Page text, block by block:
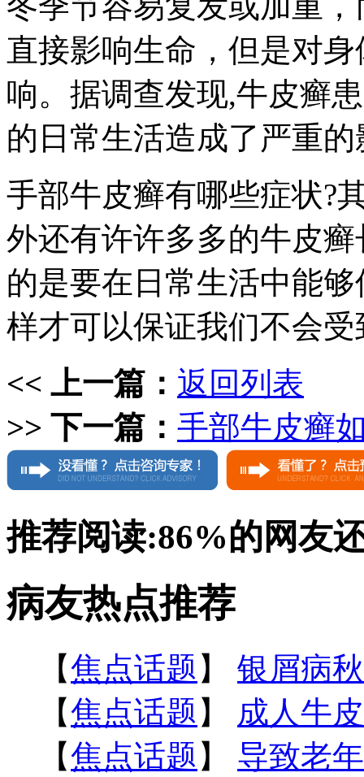
直接影响生命，但是对
响。据调查发现,牛皮癣
的日常生活造成了严重的
手部牛皮癣有哪些症状?
外还有许许多多的牛皮
的是要在日常生活中能
样才可以保证我们不会
<< 上一篇： 返回列表
>> 下一篇： 手部牛皮癣
推荐阅读:86%的网友
病友热点推荐
【焦点话题 】 银屑病
【焦点话题 】 成人牛
【焦点话题 】 导致老